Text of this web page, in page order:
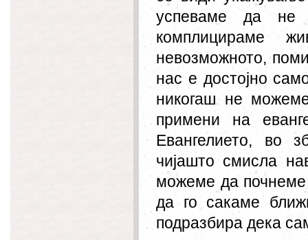
успеваме да не
комплицираме
невозможното,
нас е достојно
никогаш не
примени на
Евангелието, во
чијашто смисла на
можеме да почнеме
да го сакаме
подразбира дека